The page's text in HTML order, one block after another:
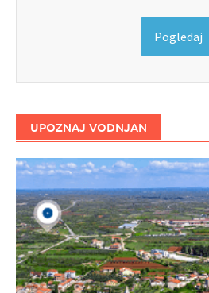
Pogledaj
UPOZNAJ VODNJAN